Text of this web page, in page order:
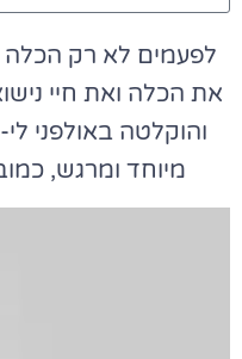
לפעמים לא רק
את הכלה ואת חיי
והוקלטה באולפני
מיוחד ומרגש,